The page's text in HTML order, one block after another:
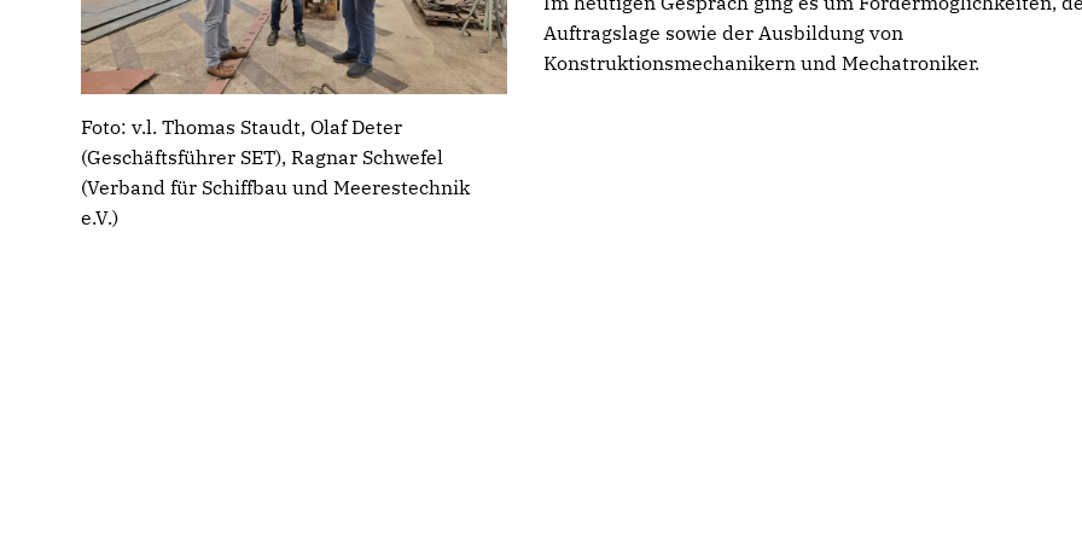
Foto: v.l. Thomas Staudt, Olaf Deter
(Geschäftsführer SET), Ragnar Schwefel
(Verband für Schiffbau und Meerestechnik
e.V.)
Auftragslage sowie der Ausbildung von
Konstruktionsmechanikern und Mechatroniker.